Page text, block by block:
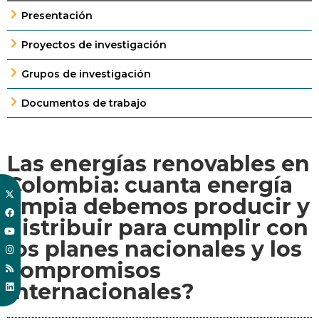
Presentación
Proyectos de investigación
Grupos de investigación
Documentos de trabajo
Las energías renovables en
Colombia: cuanta energía
limpia debemos producir y
distribuir para cumplir con
los planes nacionales y los
compromisos
internacionales?